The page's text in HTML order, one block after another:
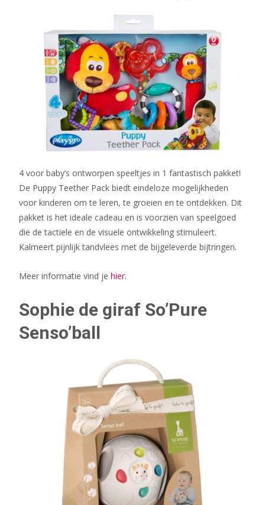
4 voor baby’s ontworpen speeltjes in 1 fantastisch pakket!
De Puppy Teether Pack biedt eindeloze mogelijkheden
voor kinderen om te leren, te groeien en te ontdekken. Dit
pakket is het ideale cadeau en is voorzien van speelgoed
die de tactiele en de visuele ontwikkeling stimuleert.
Kalmeert pijnlijk tandvlees met de bijgeleverde bijtringen.
Meer informatie vind je hier.
Sophie de giraf So’Pure
Senso’ball